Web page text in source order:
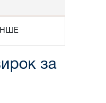
ІНШЕ
за